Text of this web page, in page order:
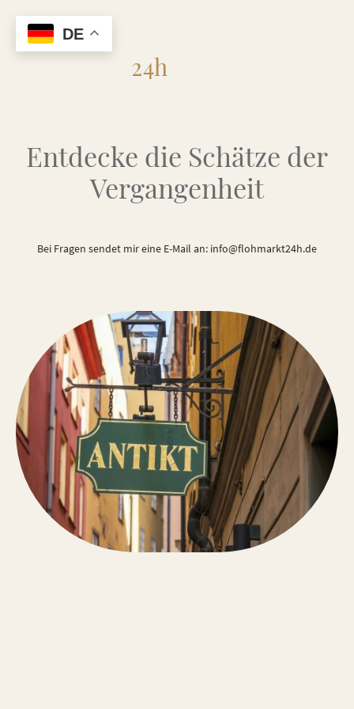
24h
Entdecke die Schätze der
Vergangenheit
Bei Fragen sendet mir eine E-Mail an: info@flohmarkt24h.de
DE